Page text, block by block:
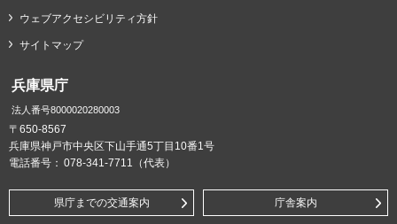
ウェブアクセシビリティ方針
サイトマップ
兵庫県庁
法人番号8000020280003
〒650-8567
兵庫県神戸市中央区下山手通5丁目10番1号
電話番号： 078-341-7711（代表）
県庁までの交通案内 庁舎案内